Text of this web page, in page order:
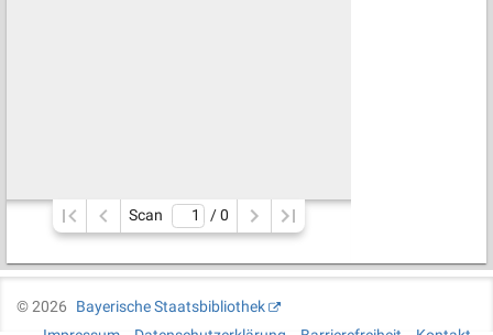
Scan / 0
©2026
Bayerische Staatsbibliothek